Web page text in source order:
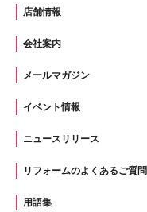
店舗情報
会社案内
メールマガジン
イベント情報
ニュースリリース
リフォームのよくあるご質問
用語集